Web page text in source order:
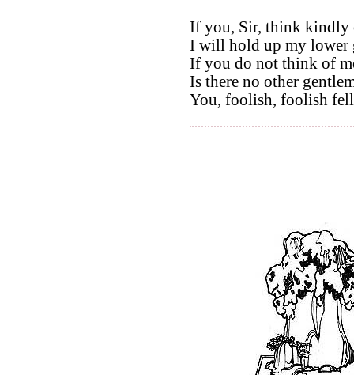
If you, Sir, think kindly
I will hold up my lower
If you do not think of
Is there no other
You, foolish, foolish